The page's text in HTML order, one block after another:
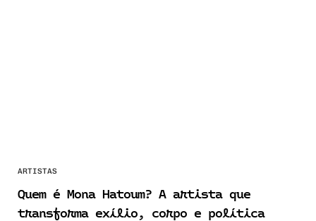
ARTISTAS
Quem é Mona Hatoum? A artista que
transforma exílio, corpo e política